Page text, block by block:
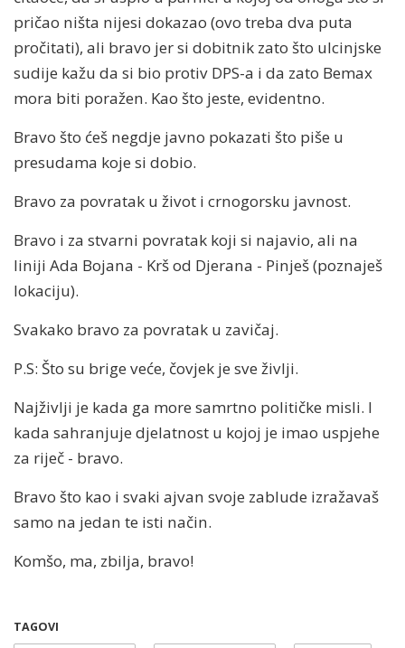
pričao ništa nijesi dokazao (ovo treba dva puta
pročitati), ali bravo jer si dobitnik zato što ulcinjske
sudije kažu da si bio protiv DPS-a i da zato Bemax
mora biti poražen. Kao što jeste, evidentno.
Bravo što ćeš negdje javno pokazati što piše u
presudama koje si dobio.
Bravo za povratak u život i crnogorsku javnost.
Bravo i za stvarni povratak koji si najavio, ali na
liniji Ada Bojana - Krš od Djerana - Pinješ (poznaješ
lokaciju).
Svakako bravo za povratak u zavičaj.
P.S: Što su brige veće, čovjek je sve življi.
Najživlji je kada ga more samrtno političke misli. I
kada sahranjuje djelatnost u kojoj je imao uspjehe
za riječ - bravo.
Bravo što kao i svaki ajvan svoje zablude izražavaš
samo na jedan te isti način.
Komšo, ma, zbilja, bravo!
TAGOVI